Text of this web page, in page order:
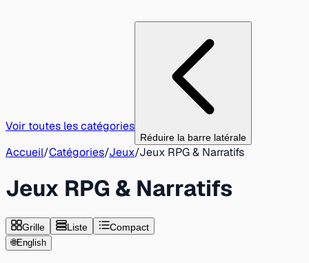
Voir toutes les catégories
Réduire la barre latérale
Accueil/Catégories/Jeux/Jeux RPG & Narratifs
Jeux RPG & Narratifs
Grille Liste Compact
🌐English